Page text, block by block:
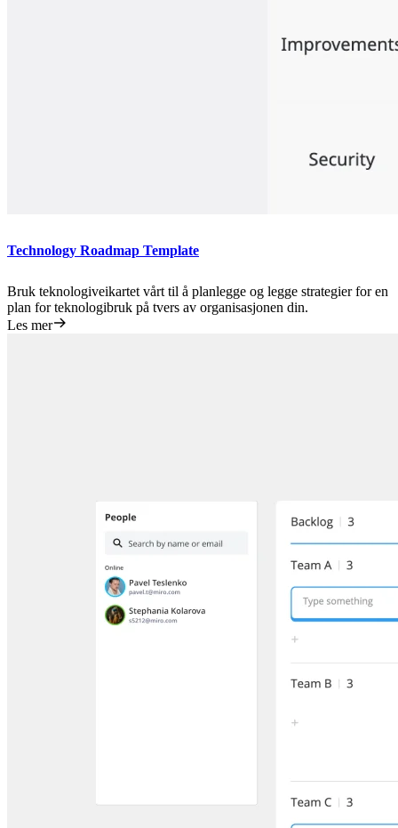
Technology Roadmap Template
Bruk teknologiveikartet vårt til å planlegge og legge strategier for en
plan for teknologibruk på tvers av organisasjonen din.
Les mer